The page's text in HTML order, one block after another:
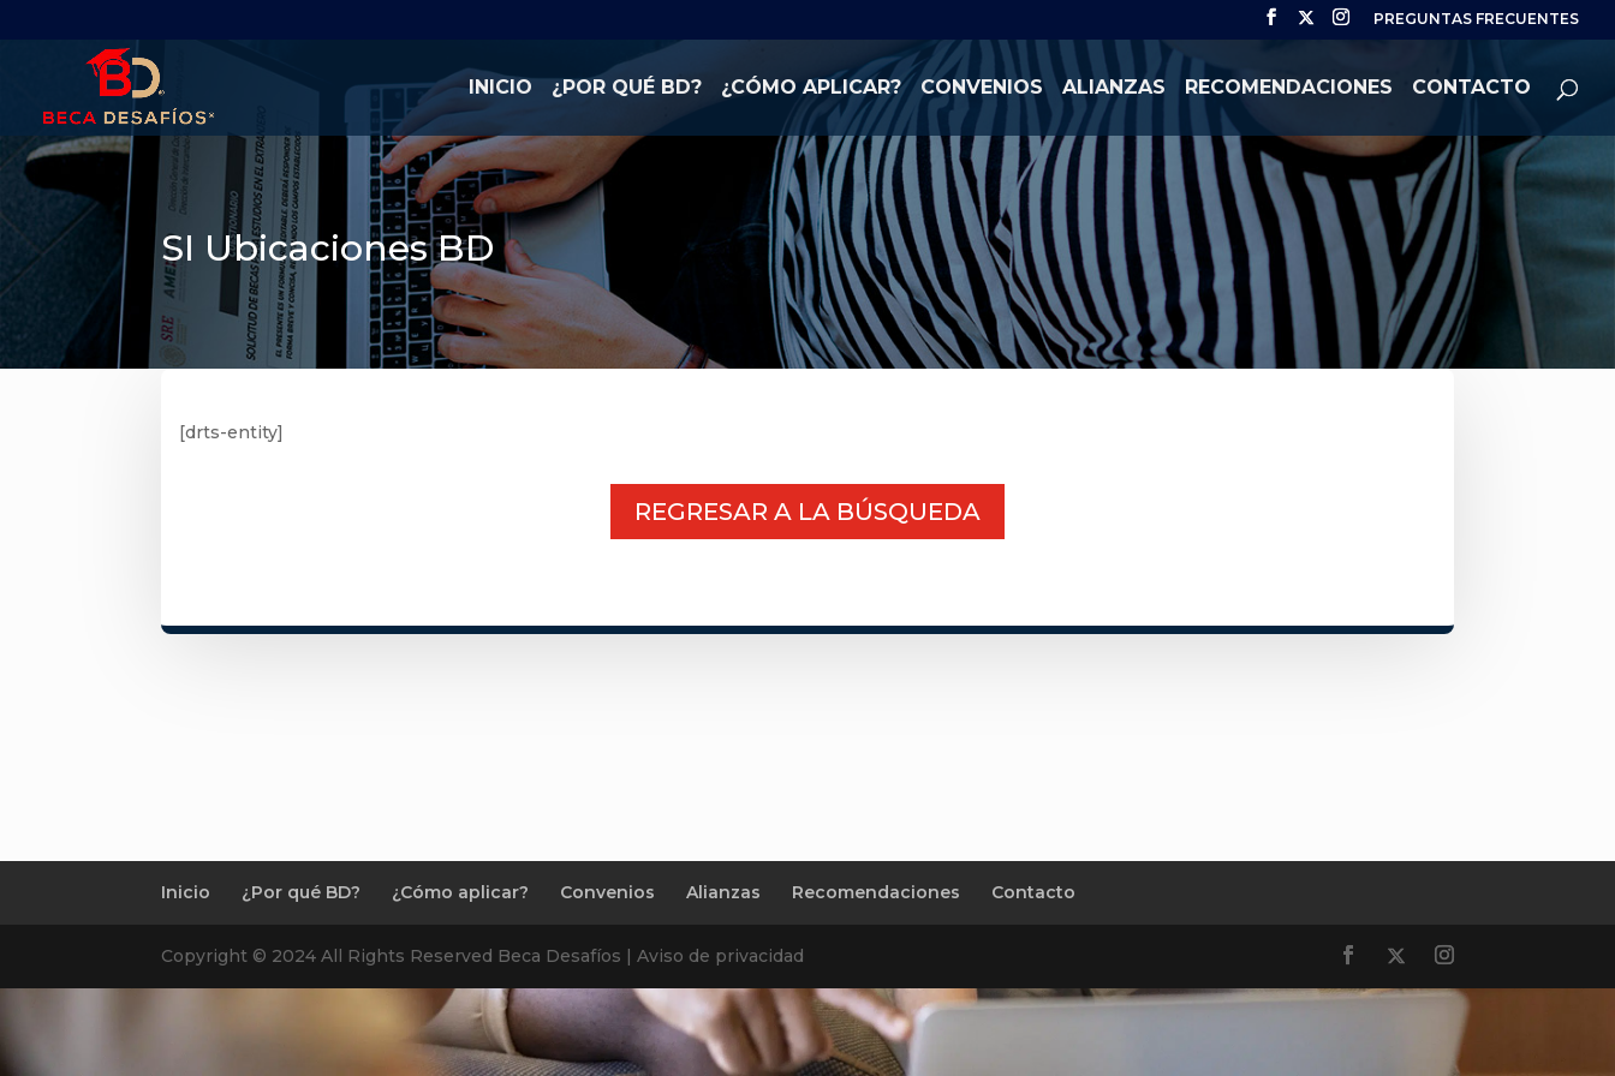
PREGUNTAS FRECUENTES
INICIO ¿POR QUÉ BD? ¿CÓMO APLICAR? CONVENIOS ALIANZAS RECOMENDACIONES CONTACTO
SI Ubicaciones BD
[drts-entity]
REGRESAR A LA BÚSQUEDA
Inicio ¿Por qué BD? ¿Cómo aplicar? Convenios Alianzas Recomendaciones Contacto
Copyright © 2024 All Rights Reserved Beca Desafíos | Aviso de privacidad